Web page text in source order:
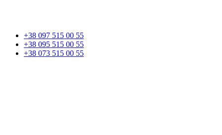
+38 097 515 00 55
+38 095 515 00 55
+38 073 515 00 55